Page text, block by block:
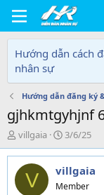
Hướng dẫn cách
nhân sự
Hướng dẫn đăng ký
gjhkmtgyhjnf
T
h
r
e
villgaia
N
g
à
y
g
3/6/25
V villgaia
Member